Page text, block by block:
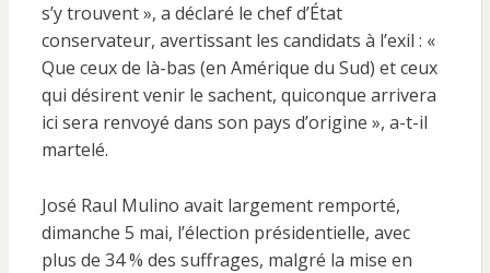
s’y trouvent », a déclaré le chef d’État
conservateur, avertissant les candidats à l’exil : «
Que ceux de là-bas (en Amérique du Sud) et ceux
qui désirent venir le sachent, quiconque arrivera
ici sera renvoyé dans son pays d’origine », a-t-il
martelé.
José Raul Mulino avait largement remporté,
dimanche 5 mai, l’élection présidentielle, avec
plus de 34 % des suffrages, malgré la mise en